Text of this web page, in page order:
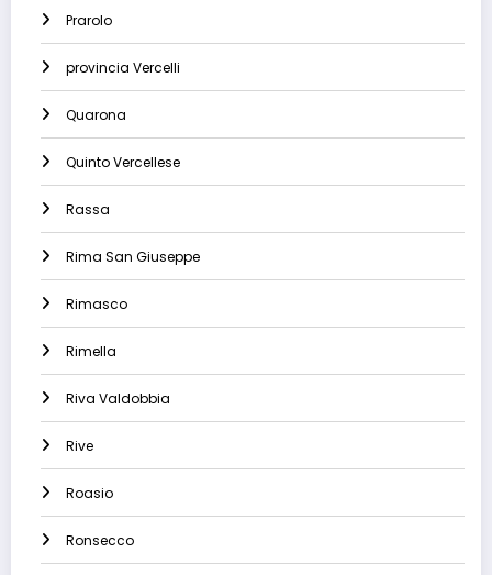
Prarolo
provincia Vercelli
Quarona
Quinto Vercellese
Rassa
Rima San Giuseppe
Rimasco
Rimella
Riva Valdobbia
Rive
Roasio
Ronsecco